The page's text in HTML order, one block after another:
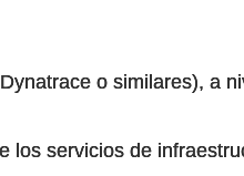
o similares), a
los servicios de